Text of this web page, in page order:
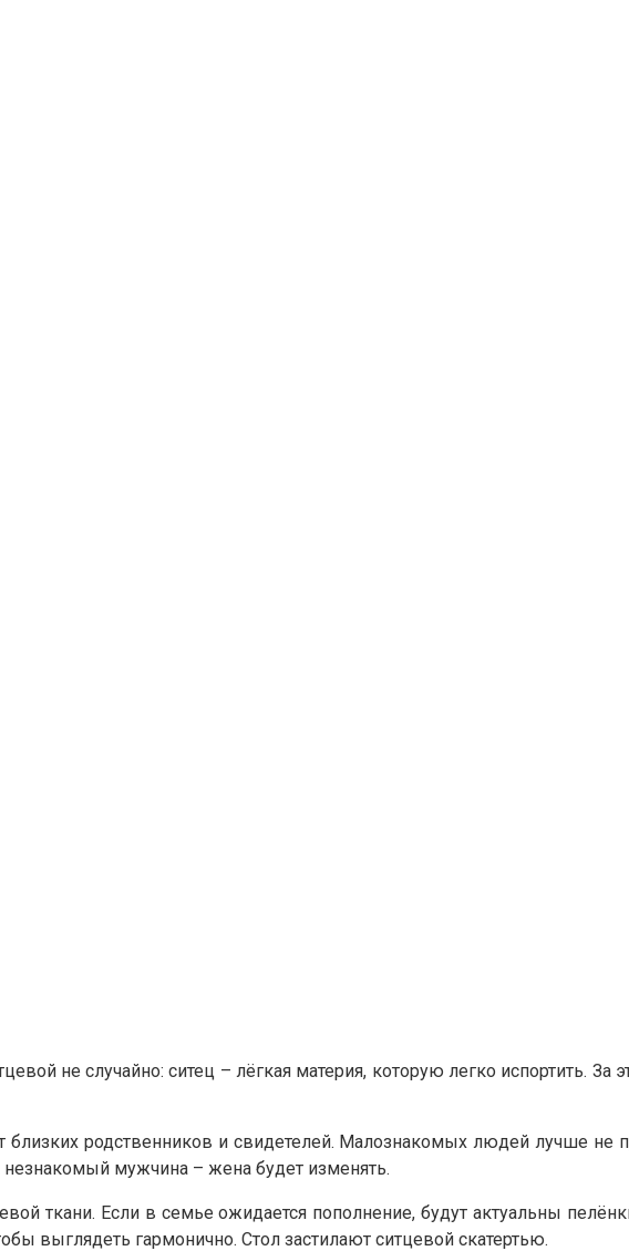
не случайно: ситец – лёгкая материя, которую легко испортить. За
родственников и свидетелей. Малознакомых людей лучше не
мужчина – жена будет изменять.
ткани. Если в семье ожидается пополнение, будут актуальны
выглядеть гармонично. Стол застилают ситцевой скатертью.